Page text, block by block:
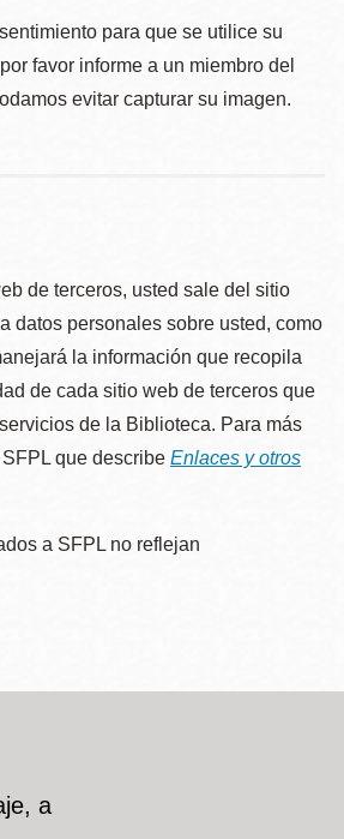
para que se utilice su
favor informe a un miembro del
evitar capturar su imagen.
de terceros, usted sale del sitio
datos personales sobre usted, como
la información que recopila
de cada sitio web de terceros que
de la Biblioteca. Para más
que describe Enlaces y otros
a SFPL no reflejan
a